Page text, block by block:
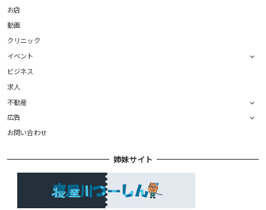
お店
動画
クリニック
イベント
ビジネス
求人
不動産
広告
お問い合わせ
姉妹サイト